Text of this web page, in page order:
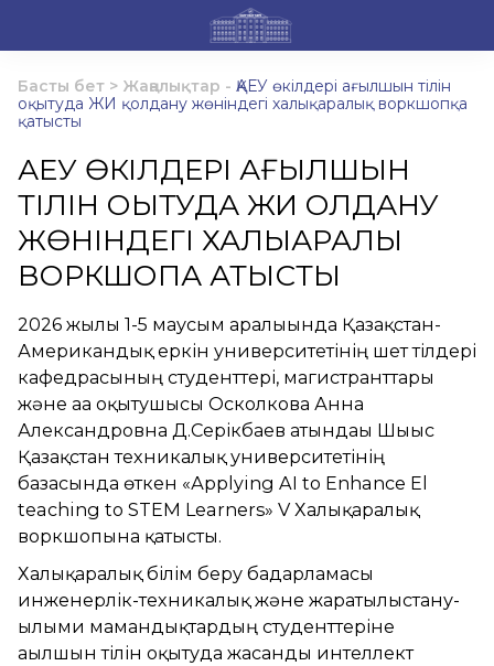
Басты бет > Жаңалықтар - ҚАЕУ өкілдері ағылшын тілін
оқытуда ЖИ қолдану жөніндегі халықаралық воркшопқа
қатысты
ҚАЕУ ӨКІЛДЕРІ АҒЫЛШЫН
ТІЛІН ОҚЫТУДА ЖИ ҚОЛДАНУ
ЖӨНІНДЕГІ ХАЛЫҚАРАЛЫҚ
ВОРКШОПҚА ҚАТЫСТЫ
2026 жылғы 1-5 маусым аралығында Қазақстан-
Американдық еркін университетінің шет тілдері
кафедрасының студенттері, магистранттары
және аға оқытушысы Осколкова Анна
Александровна Д.Серікбаев атындағы Шығыс
Қазақстан техникалық университетінің
базасында өткен «Аpplying AI to Enhance Еl
teaching to STEM Learners» V Халықаралық
воркшопына қатысты.
Халықаралық білім беру бағдарламасы
инженерлік-техникалық және жаратылыстану-
ғылыми мамандықтардың студенттеріне
ағылшын тілін оқытуда жасанды интеллект